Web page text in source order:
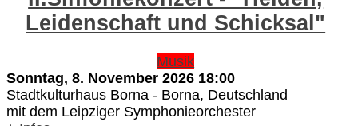
Leidenschaft und Schicksal"
Musik
Sonntag, 8. November 2026 18:00
Stadtkulturhaus Borna - Borna, Deutschland
mit dem Leipziger Symphonieorchester